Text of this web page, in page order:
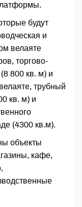
будут
и
велаяте
торгово-
800 кв. м) и
трубный
кв. м) и
(4300 кв.м).
объекты
кафе,